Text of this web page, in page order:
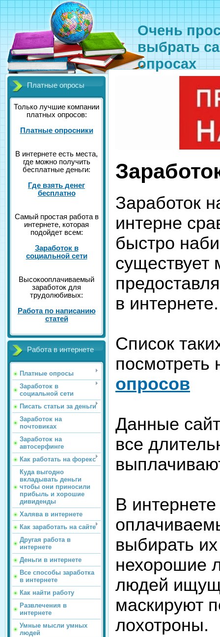
Очень
выбрать
опросах
Платные опросы
Только лучшие компании
платных опросов:
Платные опросники
В интернете есть места,
где можно получить
бесплатные деньги:
Где взять денег
бесплатно
Самый простая работа в
интернете, которая
подойдет всем:
Заработок в
социальной сети
Высокооплачиваемый
заработок для
трудолюбивых:
Работа по написанию
статей
Работа в интернете
Платные опросы
Заработок в
социальной сети
Писать статьи за деньги
Заработок на
почтовиках
Заработок на
автосерфинге
Как работать на форекс
Куда выгодно
вкладывать деньги
чтобы они приносили
прибыль и хорошие
дивиденды
Халява в интернете
Как заработать на сайте
Другая работа в
интернете
Деньги в интернете
Все способы заработка
в интернете
Как найти работу
Развлечения в
интернете
Умные мысли умных
людей
Заработок
интерне
быстро
существует
в интернете.
Список
посмотреть
опросов
Данные
все
В
выбирать
нехорошие
людей
маскируют
лохотроны.